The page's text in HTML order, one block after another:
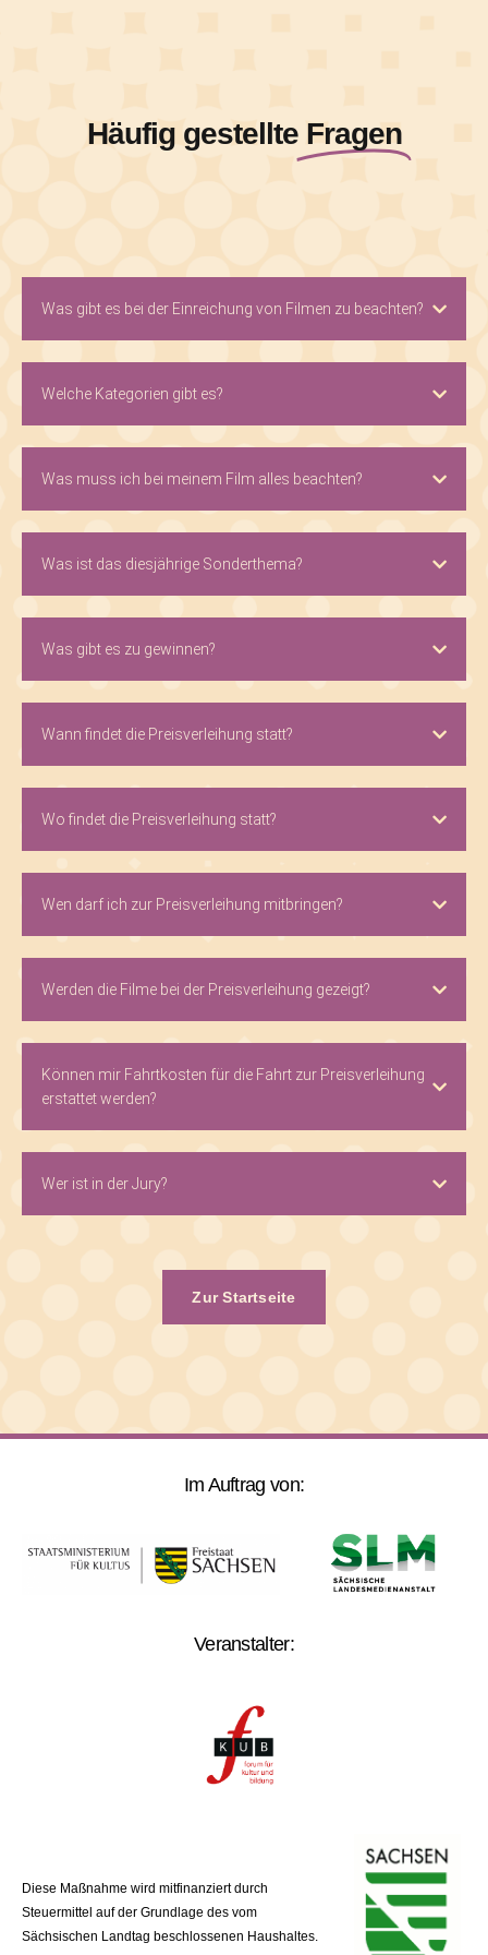
Häufig gestellte Fragen
Was gibt es bei der Einreichung von Filmen zu beachten?
Welche Kategorien gibt es?
Was muss ich bei meinem Film alles beachten?
Was ist das diesjährige Sonderthema?
Was gibt es zu gewinnen?
Wann findet die Preisverleihung statt?
Wo findet die Preisverleihung statt?
Wen darf ich zur Preisverleihung mitbringen?
Werden die Filme bei der Preisverleihung gezeigt?
Können mir Fahrtkosten für die Fahrt zur Preisverleihung
erstattet werden?
Wer ist in der Jury?
Zur Startseite
Im Auftrag von:
Veranstalter:
Diese Maßnahme wird mitfinanziert durch
Steuermittel auf der Grundlage des vom
Sächsischen Landtag beschlossenen Haushaltes.